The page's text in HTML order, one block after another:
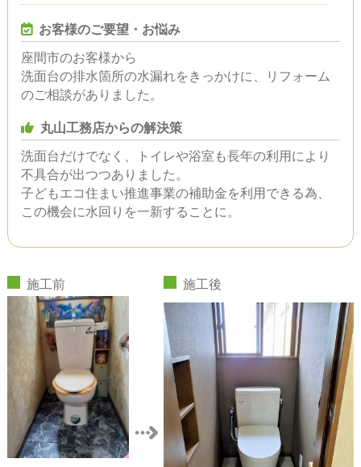
お客様のご要望・お悩み
座間市のお客様から
洗面台の排水箇所の水漏れをきっかけに、リフォーム
のご相談がありました。
丸山工務店からの解決策
洗面台だけでなく、トイレや浴室も長年の利用により
不具合が出つつありました。
子どもエコ住まい推進事業の補助金を利用できる為、
この機会に水回りを一新することに。
施工前 施工後